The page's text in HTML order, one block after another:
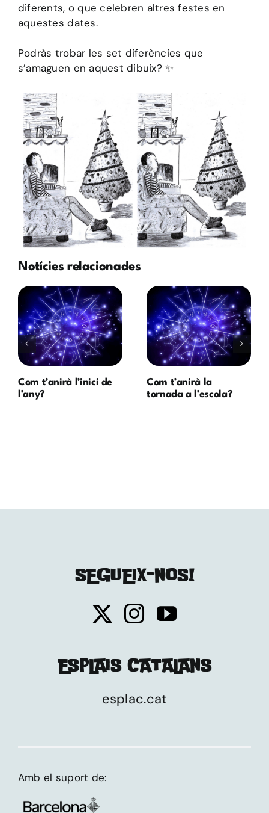
diferents, o que celebren altres festes en
aquestes dates.
Podràs trobar les set diferències que
s’amaguen en aquest dibuix? ✨
Notícies relacionades
Com t’anirà l’inici de
l’any?
Com t’anirà la
tornada a l’escola?
SEGUEIX-NOS!
ESPLAIS CATALANS
esplac.cat
Amb el suport de: